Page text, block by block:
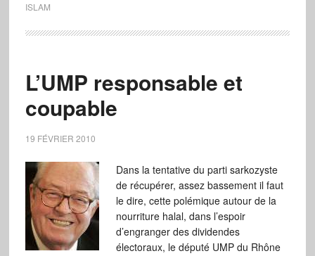
ISLAM
L’UMP responsable et
coupable
19 FÉVRIER 2010
Dans la tentative du parti sarkozyste
de récupérer, assez bassement il faut
le dire, cette polémique autour de la
nourriture halal, dans l’espoir
d’engranger des dividendes
électoraux, le député UMP du Rhône